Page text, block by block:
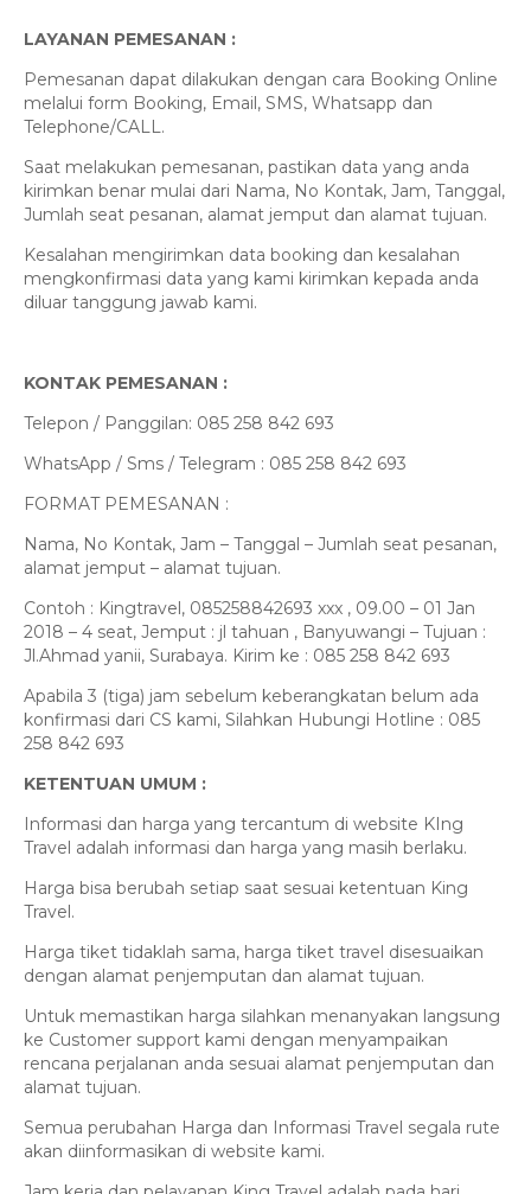
LAYANAN PEMESANAN :
Pemesanan dapat dilakukan dengan cara Booking Online
melalui form Booking, Email, SMS, Whatsapp dan
Telephone/CALL.
Saat melakukan pemesanan, pastikan data yang anda
kirimkan benar mulai dari Nama, No Kontak, Jam, Tanggal,
Jumlah seat pesanan, alamat jemput dan alamat tujuan.
Kesalahan mengirimkan data booking dan kesalahan
mengkonfirmasi data yang kami kirimkan kepada anda
diluar tanggung jawab kami.
KONTAK PEMESANAN :
Telepon / Panggilan: 085 258 842 693
WhatsApp / Sms / Telegram : 085 258 842 693
FORMAT PEMESANAN :
Nama, No Kontak, Jam – Tanggal – Jumlah seat pesanan,
alamat jemput – alamat tujuan.
Contoh : Kingtravel, 085258842693 xxx , 09.00 – 01 Jan
2018 – 4 seat, Jemput : jl tahuan , Banyuwangi – Tujuan :
Jl.Ahmad yanii, Surabaya. Kirim ke : 085 258 842 693
Apabila 3 (tiga) jam sebelum keberangkatan belum ada
konfirmasi dari CS kami, Silahkan Hubungi Hotline : 085
258 842 693
KETENTUAN UMUM :
Informasi dan harga yang tercantum di website KIng
Travel adalah informasi dan harga yang masih berlaku.
Harga bisa berubah setiap saat sesuai ketentuan King
Travel.
Harga tiket tidaklah sama, harga tiket travel disesuaikan
dengan alamat penjemputan dan alamat tujuan.
Untuk memastikan harga silahkan menanyakan langsung
ke Customer support kami dengan menyampaikan
rencana perjalanan anda sesuai alamat penjemputan dan
alamat tujuan.
Semua perubahan Harga dan Informasi Travel segala rute
akan diinformasikan di website kami.